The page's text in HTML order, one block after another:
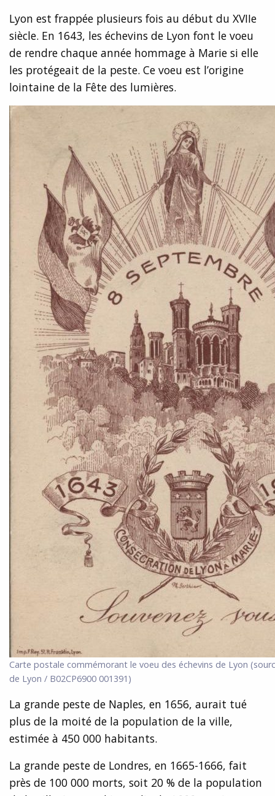
Lyon est frappée plusieurs fois au début du XVIIe
siècle. En 1643, les échevins de Lyon font le voeu
de rendre chaque année hommage à Marie si elle
les protégeait de la peste. Ce voeu est l’origine
lointaine de la Fête des lumières.
Carte postale commémorant le voeu des échevins de Lyon
de Lyon / B02CP6900 001391)
La grande peste de Naples, en 1656, aurait tué
plus de la moité de la population de la ville,
estimée à 450 000 habitants.
La grande peste de Londres, en 1665-1666, fait
près de 100 000 morts, soit 20 % de la population